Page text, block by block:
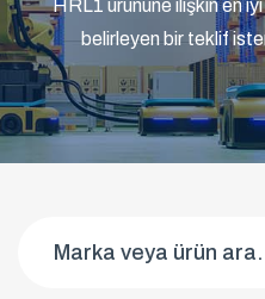
HRL1 ürününe ilişkin en
belirleyen bir teklif